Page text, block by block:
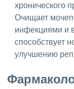
хронического
Очищает
инфекциями и
способствует
улучшению